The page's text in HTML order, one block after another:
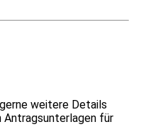
weitere Details
Antragsunterlagen für